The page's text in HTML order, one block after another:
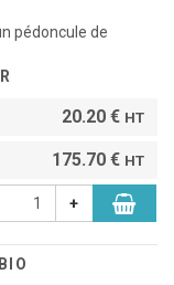
pédoncule de
20.20 € HT
175.70 € HT
+